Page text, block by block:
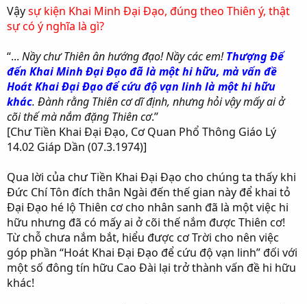
Vậysự kiện Khai Minh Đại Đạo, đúng theo Thiên ý, thật
sự có ý nghĩa là gì?
“... Nầy chư Thiên ân hướng đạo! Nầy các em!Thượng Đế
đến Khai Minh Đại Đạo đã là một hi hữu, mà vấn đề
Hoát Khai Đại Đạo để cứu độ vạn linh là một hi hữu
khác. Đành rằng Thiên cơ dĩ định, nhưng hỏi vậy mấy ai ở
cõi thế mà nắm đặng Thiên cơ.”
[Chư Tiền Khai Đại Đạo, Cơ Quan Phổ Thông Giáo Lý
14.02 Giáp Dần (07.3.1974)]
Qua lời của chư Tiền Khai Đại Đạo cho chúng ta thấy khi
Đức Chí Tôn đích thân Ngài đến thế gian này để khai tỏ
Đại Đạo hé lộ Thiên cơ cho nhân sanh đã là một việc hi
hữu nhưng đã có mấy ai ở cõi thế nắm được Thiên cơ!
Từ chỗ chưa nắm bắt, hiểu được cơ Trời cho nên việc
góp phần “Hoát Khai Đại Đạo để cứu độ vạn linh” đối với
một số đông tín hữu Cao Đài lại trở thành vấn đề hi hữu
khác!